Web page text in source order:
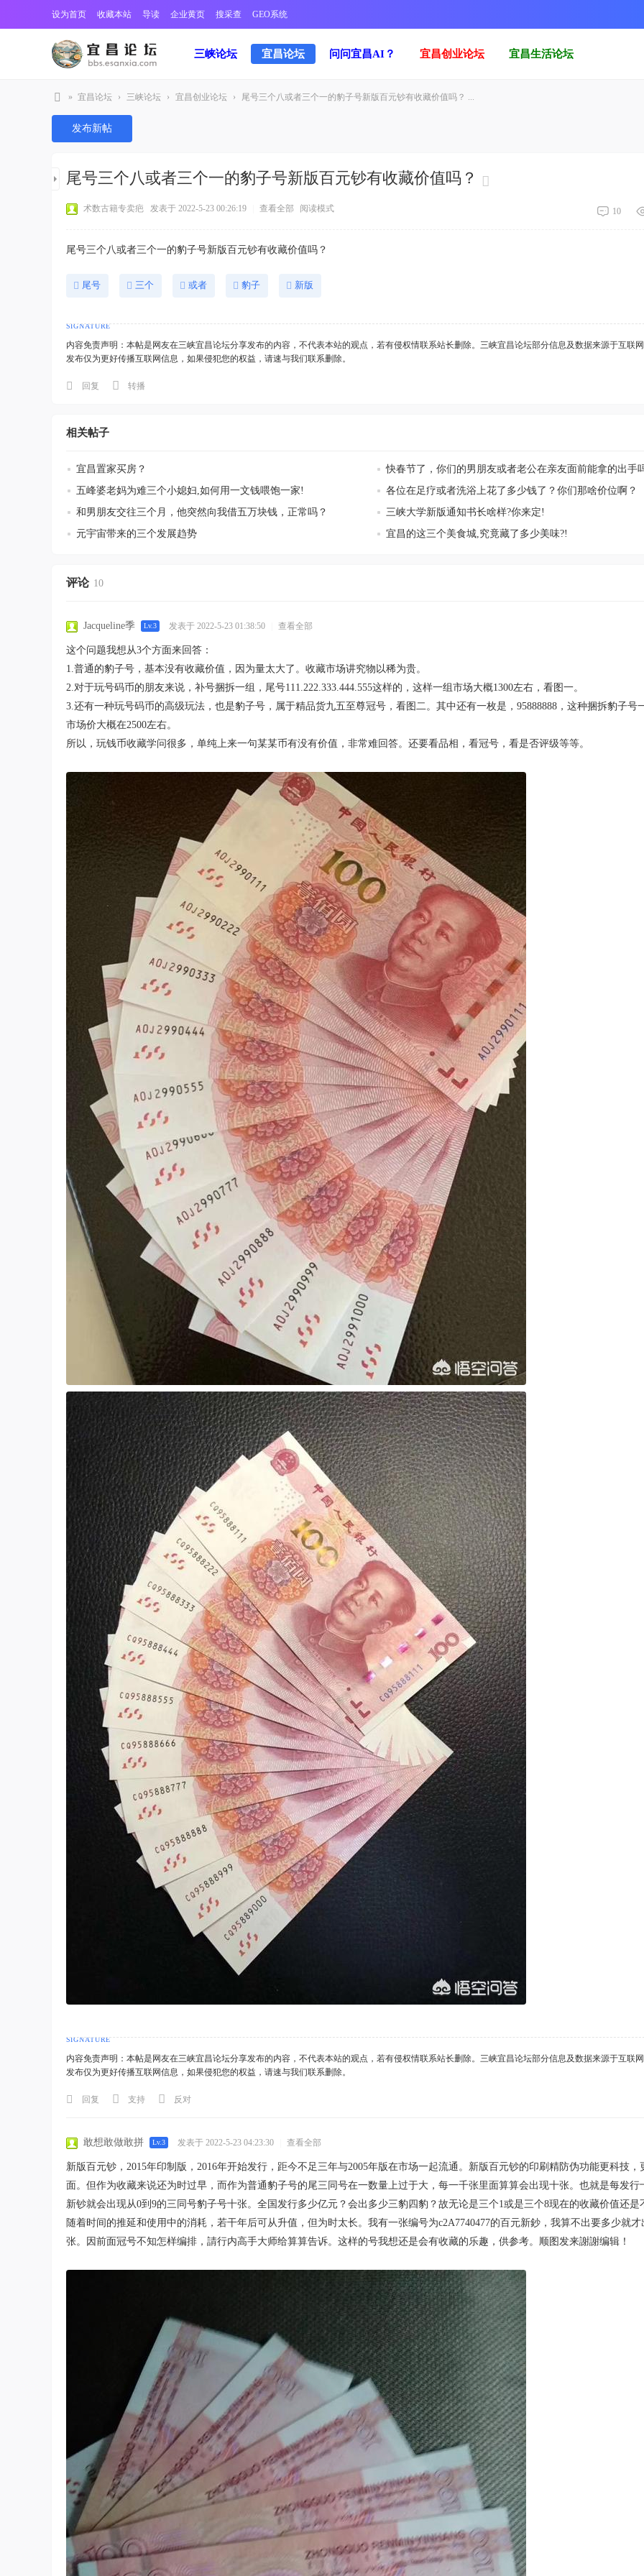
设为首页 收藏本站 导读 企业黄页 搜采查 GEO系统
三峡论坛 宜昌论坛 问问宜昌AI？ 宜昌创业论坛 宜昌生活论坛
宜
昌
峡
» 宜昌论坛 › 三峡论坛 › 宜昌创业论坛 › 尾号三个八或者三个一的豹子号新版百元钞有收藏价值吗？ ...
发布新帖
尾号三个八或者三个一的豹子号新版百元钞有收藏价值吗？
10
术数古籍专卖疤 发表于 2022-5-23 00:26:19 查看全部 阅读模式
尾号三个八或者三个一的豹子号新版百元钞有收藏价值吗？
尾号 三个 或者 豹子 新版
内容免责声明：本帖是网友在三峡宜昌论坛分享发布的内容，不代表本站的观点，若有侵权情联系站长删除。三峡宜昌论坛部分信息及数据来源于互联
发布仅为更好传播互联网信息，如果侵犯您的权益，请速与我们联系删除。
回复 转播
相关帖子
宜昌置家买房？
快春节了，你们的男朋友或者老公在亲友面前能拿的出手
五峰婆老妈为难三个小媳妇,如何用一文钱喂饱一家!
各位在足疗或者洗浴上花了多少钱了？你们那啥价位啊？
和男朋友交往三个月，他突然向我借五万块钱，正常吗？
三峡大学新版通知书长啥样?你来定!
元宇宙带来的三个发展趋势
宜昌的这三个美食城,究竟藏了多少美味?!
评论 10
Jacqueline季 Lv.3 发表于 2022-5-23 01:38:50 查看全部
这个问题我想从3个方面来回答：
1.普通的豹子号，基本没有收藏价值，因为量太大了。收藏市场讲究物以稀为贵。
2.对于玩号码币的朋友来说，补号捆拆一组，尾号111.222.333.444.555这样的，这样一组市场大概1300左右，看图一。
3.还有一种玩号码币的高级玩法，也是豹子号，属于精品货九五至尊冠号，看图二。其中还有一枚是，95888888，这种捆拆豹子号
市场价大概在2500左右。
所以，玩钱币收藏学问很多，单纯上来一句某某币有没有价值，非常难回答。还要看品相，看冠号，看是否评级等等。
内容免责声明：本帖是网友在三峡宜昌论坛分享发布的内容，不代表本站的观点，若有侵权情联系站长删除。三峡宜昌论坛部分信息及数据来源于互联
发布仅为更好传播互联网信息，如果侵犯您的权益，请速与我们联系删除。
回复 支持 反对
敢想敢做敢拼 Lv.3 发表于 2022-5-23 04:23:30 查看全部
新版百元钞，2015年印制版，2016年开始发行，距今不足三年与2005年版在市场一起流通。新版百元钞的印刷精防伪功能更科技，
面。但作为收藏来说还为时过早，而作为普通豹子号的尾三同号在一数量上过于大，每一千张里面算算会出现十张。也就是每发行
新钞就会出现从0到9的三同号豹子号十张。全国发行多少亿元？会出多少三豹四豹？故无论是三个1或是三个8现在的收藏价值还是
随着时间的推延和使用中的消耗，若干年后可从升值，但为时太长。我有一张编号为c2A7740477的百元新鈔，我算不出要多少就才
张。因前面冠号不知怎样编排，請行内高手大师给算算告诉。这样的号我想还是会有收藏的乐趣，供参考。顺图发来謝謝编辑！